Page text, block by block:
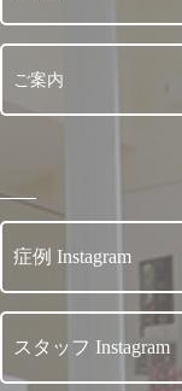
ご案内
症例 Instagram
スタッフ Instagram